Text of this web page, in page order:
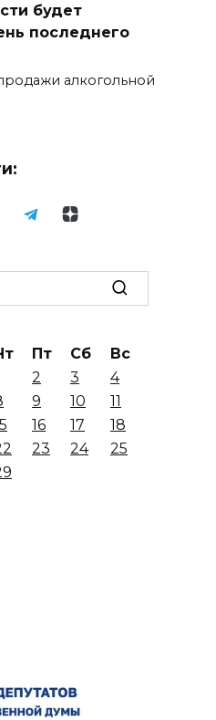
будет
последнего
алкогольной
Пт Сб
Вс
2 3
4
9 10
11
16 17
18
23 24
25